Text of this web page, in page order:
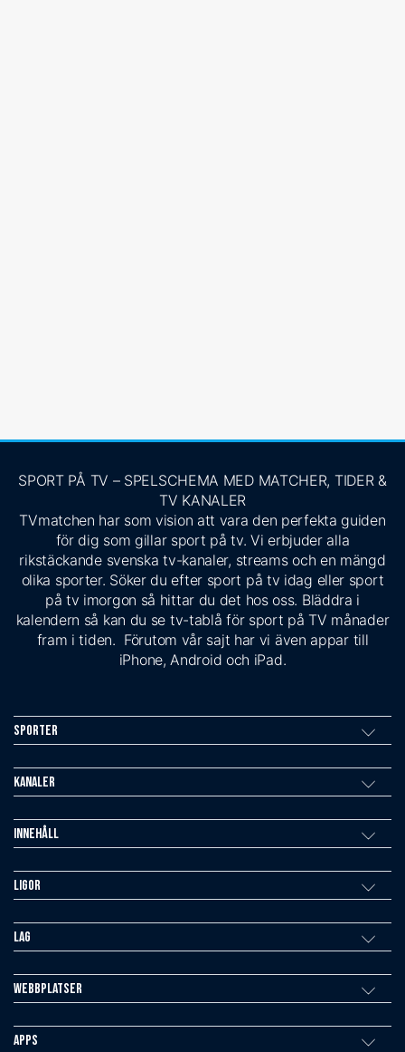
SPORT PÅ TV – SPELSCHEMA MED MATCHER, TIDER &
TV KANALER
TVmatchen har som vision att vara den perfekta guiden
för dig som gillar sport på tv. Vi erbjuder alla
rikstäckande svenska tv-kanaler, streams och en mängd
olika sporter. Söker du efter sport på tv idag eller sport
på tv imorgon så hittar du det hos oss. Bläddra i
kalendern så kan du se tv-tablå för sport på TV månader
fram i tiden. Förutom vår sajt har vi även appar till
iPhone, Android och iPad.
Sporter
Kanaler
Innehåll
Ligor
Lag
Webbplatser
Apps